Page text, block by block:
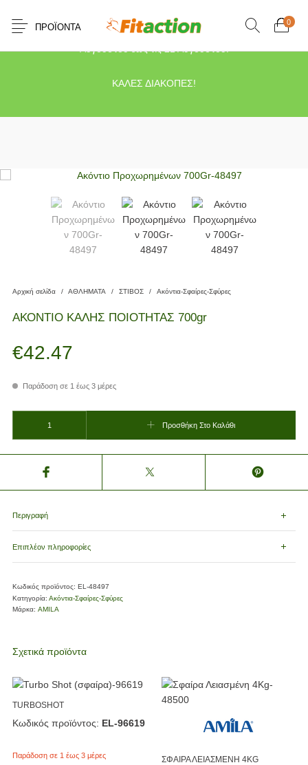
Το κατάστημα μας θα παραμείνει κλειστό λόγω διακοπών από τις 10
Αυγούστου έως τις 21 Αυγούστου.
ΚΑΛΕΣ ΔΙΑΚΟΠΕΣ!
ΠΡΟΪΌΝΤΑ
0
Αρχική σελίδα / ΑΘΛΗΜΑΤΑ / ΣΤΙΒΟΣ / Ακόντια-Σφαίρες-Σφύρες
ΑΚΟΝΤΙΟ ΚΑΛΗΣ ΠΟΙΟΤΗΤΑΣ 700gr
€42.47
Παράδοση σε 1 έως 3 μέρες
Προσθήκη Στο Καλάθι
Περιγραφή
Επιπλέον πληροφορίες
Κωδικός προϊόντος: EL-48497
Κατηγορία: Ακόντια-Σφαίρες-Σφύρες
Μάρκα: AMILA
Σχετικά προϊόντα
TURBOSHOT
Κωδικός προϊόντος: EL-96619
Παράδοση σε 1 έως 3 μέρες ΣΦΑΙΡΑ ΛΕΙΑΣΜΕΝΗ 4KG